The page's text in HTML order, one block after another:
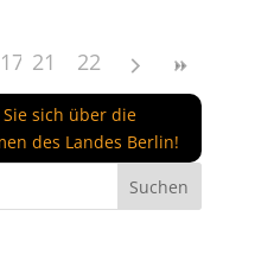
14 15
17 18 19 20
21 22
sich über die
des Landes Berlin!